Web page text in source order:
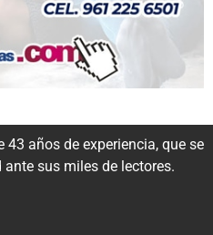
años de experiencia, que se
sus miles de lectores.